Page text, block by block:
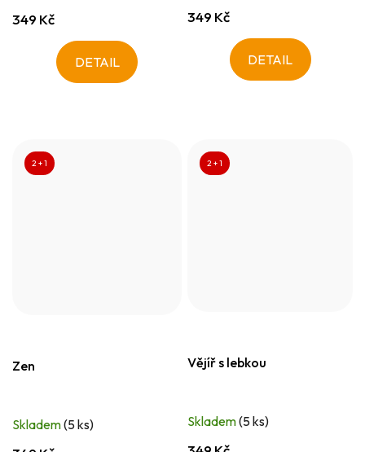
349 Kč
DETAIL
349 Kč
DETAIL
2 + 1
Zen
Skladem(5 ks)
2 + 1
Vějíř s lebkou
Skladem(5 ks)